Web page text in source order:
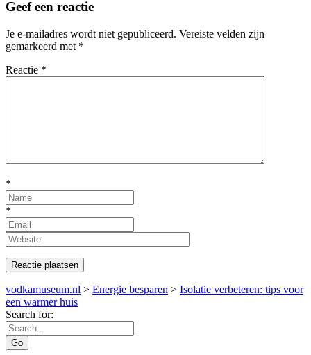
Geef een reactie
Je e-mailadres wordt niet gepubliceerd. Vereiste velden zijn
gemarkeerd met *
Reactie *
*
*
vodkamuseum.nl > Energie besparen > Isolatie verbeteren: tips voor
een warmer huis
Search for: